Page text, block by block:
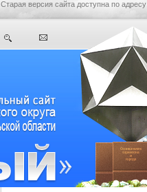
Старая версия сайта доступна по адресу